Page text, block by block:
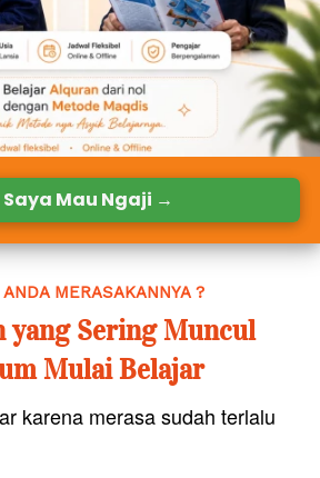
Saya Mau Ngaji →
MERASAKANNYA ?
yang Sering Muncul
Mulai Belajar
karena merasa sudah terlalu